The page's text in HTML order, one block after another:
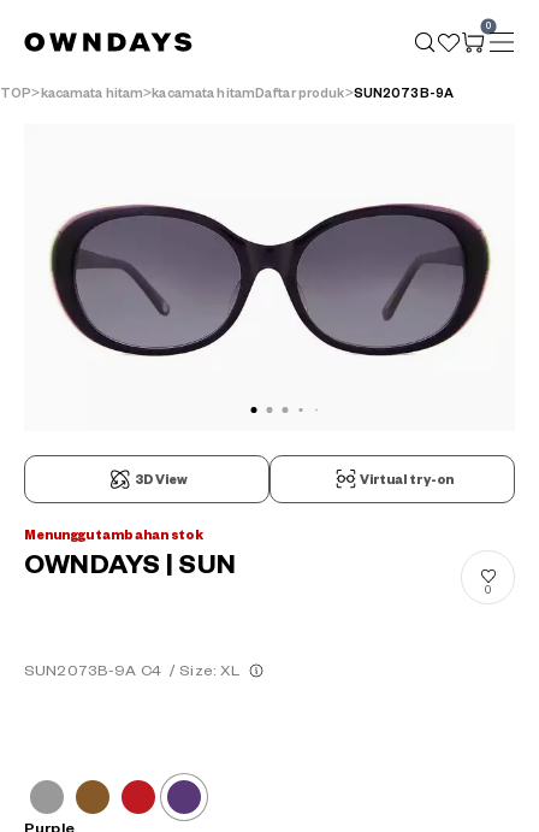
0
TOP kacamata hitam kacamata hitamDaftar produk SUN2073B-9A
3D View Virtual try-on
Menunggu tambahan stok
OWNDAYS | SUN
SUN2073B-9A C4 / Size: XL
0
Purple